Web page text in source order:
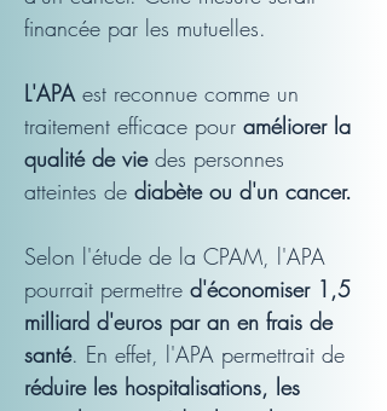
financée par les mutuelles.
L'APA est reconnue comme un
traitement efficace pour améliorer la
qualité de vie des personnes
atteintes de diabète ou d'un cancer.
Selon l'étude de la CPAM, l'APA
pourrait permettre d'économiser 1,5
milliard d'euros par an en frais de
santé. En effet, l'APA permettrait de
réduire les hospitalisations, les